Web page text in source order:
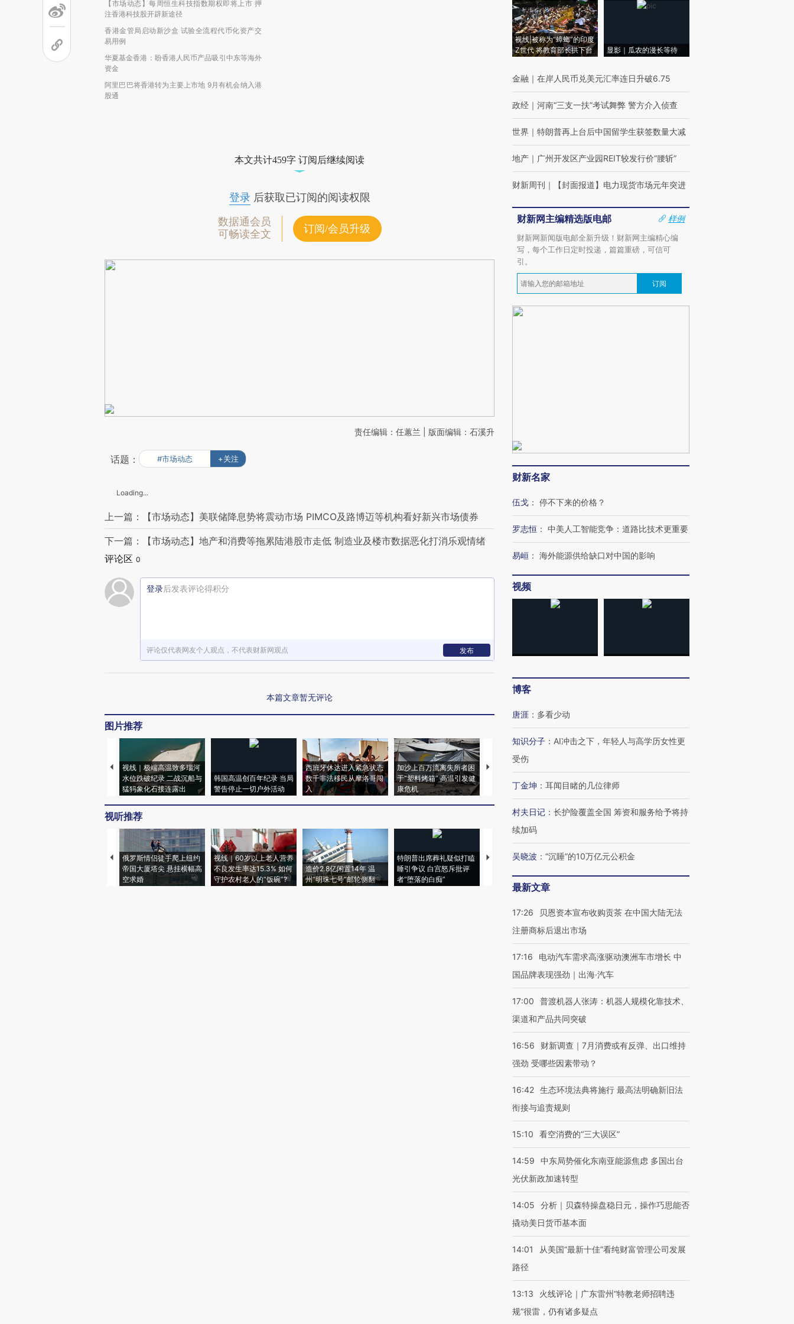
【市场动态】每周恒生科技指数期权即将上市 押
注香港科技股开辟新途径
香港金管局启动新沙盒 试验全流程代币化资产交
易用例
华夏基金香港：盼香港人民币产品吸引中东等海外
资金
阿里巴巴将香港转为主要上市地 9月有机会纳入港
股通
本文共计459字 订阅后继续阅读
登录后获取已订阅的阅读权限
数据通会员
可畅读全文
订阅/会员升级
责任编辑：任蕙兰 | 版面编辑：石溪升
话题： #市场动态 +关注
Loading...
上一篇：【市场动态】美联储降息势将震动市场 PIMCO及路博迈等机构看好新兴市场债券
下一篇：【市场动态】地产和消费等拖累陆港股市走低 制造业及楼市数据恶化打消乐观情绪
评论区 0
登录后发表评论得积分
评论仅代表网友个人观点，不代表财新网观点 发布
本篇文章暂无评论
图片推荐
视线｜极端高温致多瑙河
水位跌破纪录 二战沉船与
猛犸象化石接连露出
韩国高温创百年纪录 当局
警告停止一切户外活动
西班牙休达进入紧急状态
数千非法移民从摩洛哥闯
入
加沙上百万流离失所者困
于“塑料烤箱” 高温引发健
康危机
马航飞行员跨国走私7万
心“花钱找虐”？
视听推荐
俄罗斯情侣徒手爬上纽约
帝国大厦塔尖 悬挂横幅高
空求婚
视线｜60岁以上老人营养
不良发生率达15.3% 如何
守护农村老人的“饭碗”?
造价2.8亿闲置14年 温
州“明珠七号”邮轮侧翻
特朗普出席葬礼疑似打瞌
睡引争议 白宫怒斥批评
者“堕落的白痴”
视线｜全球最热百城独占
阿根廷3-0阿尔及利亚
兹奖得主的“非天才”拼图
视线|被称为“蟑螂”的印度
Z世代 将教育部长拱下台
显影｜瓜农的漫长等待
金融 ｜ 在岸人民币兑美元汇率连日升破6.75
政经 ｜ 河南“三支一扶”考试舞弊 警方介入侦查
世界 ｜ 特朗普再上台后中国留学生获签数量大减
地产 ｜ 广州开发区产业园REIT较发行价“腰斩”
财新周刊 ｜ 【封面报道】电力现货市场元年突进
财新网主编精选版电邮
样例
财新网新闻版电邮全新升级！财新网主编精心编
写，每个工作日定时投递，篇篇重磅，可信可
引。
订阅
财新名家
伍戈 ： 停不下来的价格？
罗志恒 ： 中美人工智能竞争：道路比技术更重要
易峘 ： 海外能源供给缺口对中国的影响
视频
博客
唐涯 ： 多看少动
知识分子 ： AI冲击之下，年轻人与高学历女性更
受伤
丁金坤 ： 耳闻目睹的几位律师
村夫日记 ： 长护险覆盖全国 筹资和服务给予将持
续加码
吴晓波 ： “沉睡”的10万亿元公积金
最新文章
17:26
贝恩资本宣布收购贡茶 在中国大陆无法
注册商标后退出市场
17:16
电动汽车需求高涨驱动澳洲车市增长 中
国品牌表现强劲｜出海·汽车
17:00
普渡机器人张涛：机器人规模化靠技术、
渠道和产品共同突破
16:56
财新调查｜7月消费或有反弹、出口维持
强劲 受哪些因素带动？
16:42 生态环境法典将施行 最高法明确新旧法
衔接与追责规则
15:10 看空消费的“三大误区”
14:59
中东局势催化东南亚能源焦虑 多国出台
光伏新政加速转型
14:05
分析｜贝森特操盘稳日元，操作巧思能否
撬动美日货币基本面
14:01
从美国“最新十佳”看纯财富管理公司发展
路径
13:13
火线评论｜广东雷州“特教老师招聘违
规”很雷，仍有诸多疑点